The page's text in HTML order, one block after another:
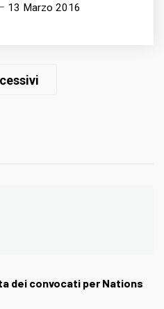
13 Marzo 2016
dei convocati per Nations